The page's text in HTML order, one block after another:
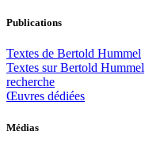
Publications
Textes de Bertold Hummel
Textes sur Bertold Hummel
recherche
Œuvres dédiées
Médias